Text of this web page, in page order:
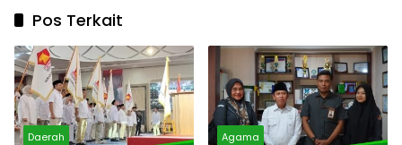
Pos Terkait
Daerah Agama